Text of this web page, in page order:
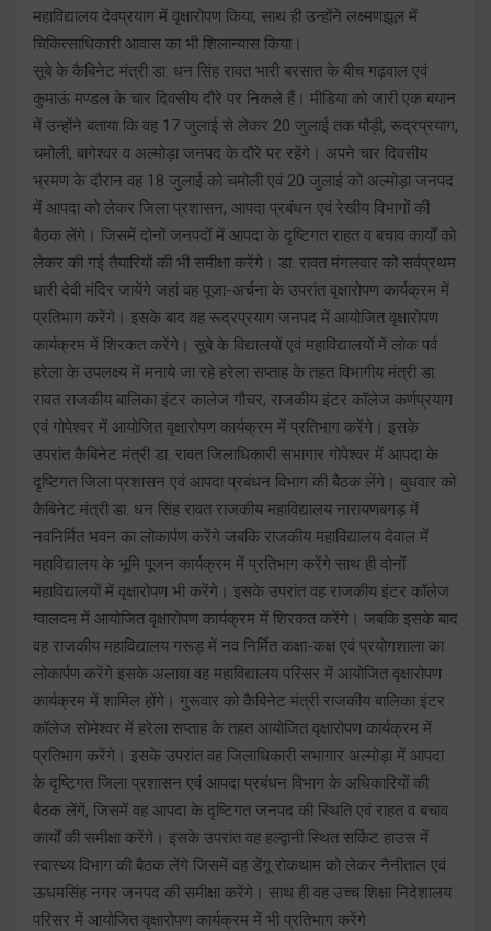
महाविद्यालय देवप्रयाग में वृक्षारोपण किया, साथ ही उन्होंने लक्ष्मणझूल में
चिकित्साधिकारी आवास का भी शिलान्यास किया।
सूबे के कैबिनेट मंत्री डा. धन सिंह रावत भारी बरसात के बीच गढ़वाल एवं
कुमाऊं मण्डल के चार दिवसीय दौरे पर निकले हैं। मीडिया को जारी एक बयान
में उन्होंने बताया कि वह 17 जुलाई से लेकर 20 जुलाई तक पौड़ी, रूद्रप्रयाग,
चमोली, बागेश्वर व अल्मोड़ा जनपद के दौरे पर रहेंगे। अपने चार दिवसीय
भ्रमण के दौरान वह 18 जुलाई को चमोली एवं 20 जुलाई को अल्मोड़ा जनपद
में आपदा को लेकर जिला प्रशासन, आपदा प्रबंधन एवं रेखीय विभागों की
बैठक लेंगे। जिसमें दोनों जनपदों में आपदा के दृष्टिगत राहत व बचाव कार्यों को
लेकर की गई तैयारियों की भी समीक्षा करेंगे। डा. रावत मंगलवार को सर्वप्रथम
धारी देवी मंदिर जायेंगे जहां वह पूजा-अर्चना के उपरांत वृक्षारोपण कार्यक्रम में
प्रतिभाग करेंगे। इसके बाद वह रूद्रप्रयाग जनपद में आयोजित वृक्षारोपण
कार्यक्रम में शिरकत करेंगे। सूबे के विद्यालयों एवं महाविद्यालयों में लोक पर्व
हरेला के उपलक्ष्य में मनाये जा रहे हरेला सप्ताह के तहत विभागीय मंत्री डा.
रावत राजकीय बालिका इंटर कालेज गौचर, राजकीय इंटर कॉलेज कर्णप्रयाग
एवं गोपेश्वर में आयोजित वृक्षारोपण कार्यक्रम में प्रतिभाग करेंगे। इसके
उपरांत कैबिनेट मंत्री डा. रावत जिलाधिकारी सभागार गोपेश्वर में आपदा के
दृष्टिगत जिला प्रशासन एवं आपदा प्रबंधन विभाग की बैठक लेंगे। बुधवार को
कैबिनेट मंत्री डा. धन सिंह रावत राजकीय महाविद्यालय नारायणबगड़ में
नवनिर्मित भवन का लोकार्पण करेंगे जबकि राजकीय महाविद्यालय देवाल में
महाविद्यालय के भूमि पूजन कार्यक्रम में प्रतिभाग करेंगे साथ ही दोनों
महाविद्यालयों में वृक्षारोपण भी करेंगे। इसके उपरांत वह राजकीय इंटर कॉलेज
ग्वालदम में आयोजित वृक्षारोपण कार्यक्रम में शिरकत करेंगे। जबकि इसके बाद
वह राजकीय महाविद्यालय गरूड़ में नव निर्मित कक्षा-कक्ष एवं प्रयोगशाला का
लोकार्पण करेंगे इसके अलावा वह महाविद्यालय परिसर में आयोजित वृक्षारोपण
कार्यक्रम में शामिल होंगे। गुरूवार को कैबिनेट मंत्री राजकीय बालिका इंटर
कॉलेज सोमेश्वर में हरेला सप्ताह के तहत आयोजित वृक्षारोपण कार्यक्रम में
प्रतिभाग करेंगे। इसके उपरांत वह जिलाधिकारी सभागार अल्मोड़ा में आपदा
के दृष्टिगत जिला प्रशासन एवं आपदा प्रबंधन विभाग के अधिकारियों की
बैठक लेंगें, जिसमें वह आपदा के दृष्टिगत जनपद की स्थिति एवं राहत व बचाव
कार्यों की समीक्षा करेंगे। इसके उपरांत वह हल्द्वानी स्थित सर्किट हाउस में
स्वास्थ्य विभाग की बैठक लेंगे जिसमें वह डेंगू रोकथाम को लेकर नैनीताल एवं
ऊधमसिंह नगर जनपद की समीक्षा करेंगे। साथ ही वह उच्च शिक्षा निदेशालय
परिसर में आयोजित वृक्षारोपण कार्यक्रम में भी प्रतिभाग करेंगे